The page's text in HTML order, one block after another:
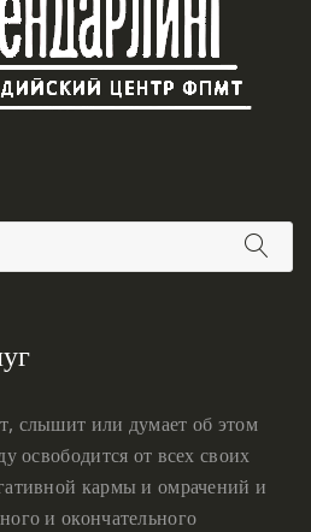
слышит или думает об этом
освободится от всех своих
кармы и омрачений и
и окончательного